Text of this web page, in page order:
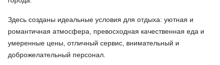
Здесь созданы идеальные условия для отдыха: уютная и
романтичная атмосфера, превосходная качественная еда и
умеренные цены, отличный сервис, внимательный и
доброжелательный персонал.